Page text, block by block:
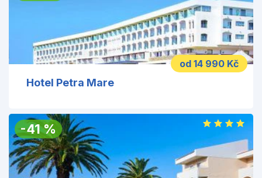
od 14 990 Kč
Hotel Petra Mare
-41%